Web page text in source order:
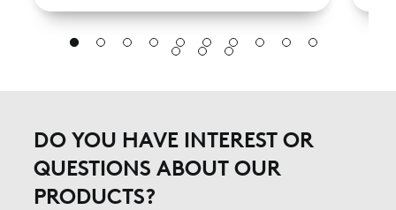
DO YOU HAVE INTEREST OR
QUESTIONS ABOUT OUR
PRODUCTS?